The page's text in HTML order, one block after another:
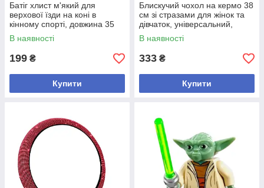
Батіг хлист м'який для
верхової їзди на коні в
кінному спорті, довжина 35
см, чорного кольору, 1 шт
В наявності
199 ₴
Купити
Блискучий чохол на кермо 38
см зі стразами для жінок та
дівчаток, універсальний,
протиковзкий, білий
В наявності
333 ₴
Купити